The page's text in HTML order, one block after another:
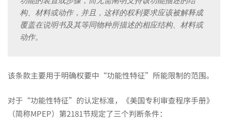
构、材料或动作，并且，这样的权利要求应该被解释成
覆盖在说明书及其等同物种所描述的相应结构、材料或
动作。
该条款主要用于明确权要中“功能性特征”所能限制的范围。
对于“功能性特征”的认定标准，《美国专利审查程序手册》
（简称MPEP）第2181节规定了三个判断条件：